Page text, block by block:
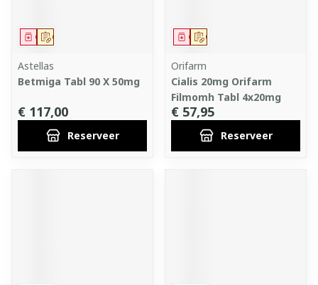
Op voorschrift
Geneesmiddel
Astellas
Betmiga Tabl 90 X 50mg
€ 117,00
Reserveer
Op voorschrift
Geneesmiddel
Orifarm
Cialis 20mg Orifarm
Filmomh Tabl 4x20mg
€ 57,95
Reserveer